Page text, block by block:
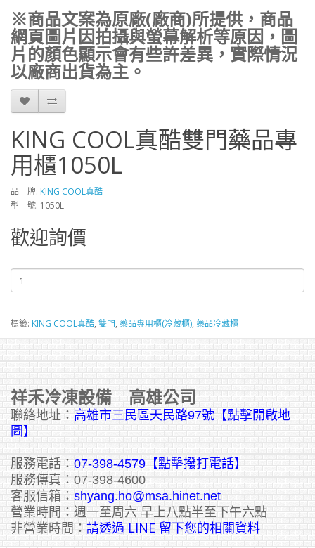
※商品文案為原廠(廠商)所提供，商品
網頁圖片因拍攝與螢幕解析等原因，圖
片的顏色顯示會有些許差異，實際情況
以廠商出貨為主。
KING COOL真酷雙門藥品專
用櫃1050L
品 牌: KING COOL真酷
型 號: 1050L
歡迎詢價
標籤: KING COOL真酷, 雙門, 藥品專用櫃(冷藏櫃), 藥品冷藏櫃
祥禾冷凍設備 高雄公司
聯絡地址： 高雄市三民區天民路97號【點擊開啟地
圖】
服務電話： 07-398-4579【點擊撥打電話】
服務傳真：07-398-4600
客服信箱： shyang.ho@msa.hinet.net
營業時間：週一至周六 早上八點半至下午六點
非營業時間： 請透過 LINE 留下您的相關資料